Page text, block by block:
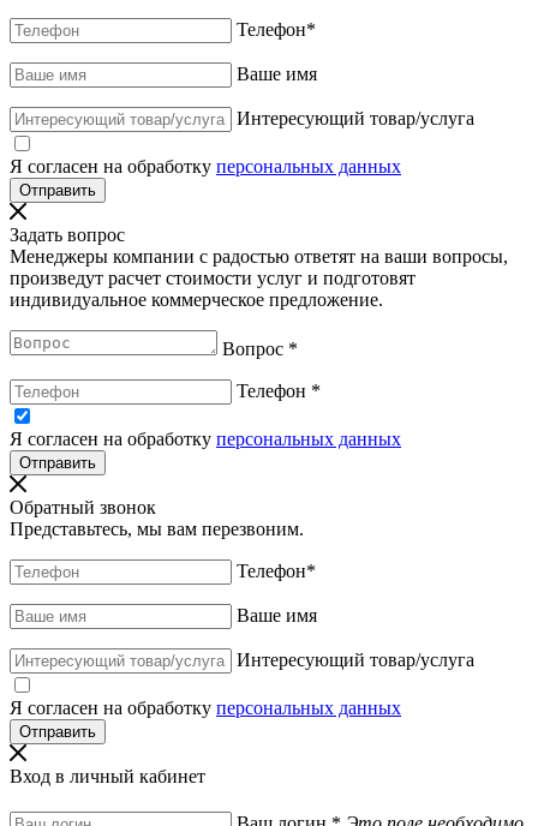
Телефон*
Ваше имя
Интересующий товар/услуга
Я согласен на обработку персональных данных
Задать вопрос
Менеджеры компании с радостью ответят на ваши вопросы,
произведут расчет стоимости услуг и подготовят
индивидуальное коммерческое предложение.
Вопрос *
Телефон *
Я согласен на обработку персональных данных
Обратный звонок
Представьтесь, мы вам перезвоним.
Телефон*
Ваше имя
Интересующий товар/услуга
Я согласен на обработку персональных данных
Вход в личный кабинет